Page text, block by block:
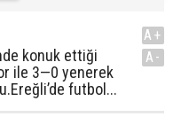
konuk ettiği
ile 3—0 yenerek
futbol...
A+
A-